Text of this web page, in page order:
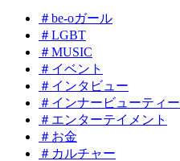
＃be-oガール
＃LGBT
＃MUSIC
＃イベント
＃インタビュー
＃インナービューティー
＃エンターテイメント
＃お金
＃カルチャー